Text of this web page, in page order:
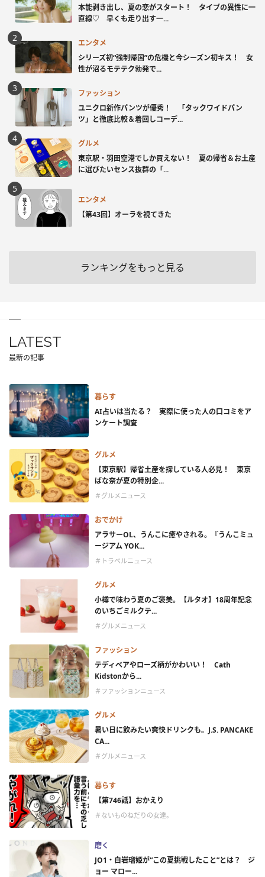
本能剥き出し、夏の恋がスタート！ タイプの異性に一
直線♡ 早くも走り出す一...
エンタメ
シリーズ初“強制帰国”の危機と今シーズン初キス！ 女
性が沼るモテテク勃発で...
ファッション
ユニクロ新作パンツが優秀！ 「タックワイドパン
ツ」と徹底比較＆着回しコーデ...
グルメ
東京駅・羽田空港でしか買えない！ 夏の帰省＆お土産
に選びたいセンス抜群の「...
エンタメ
【第43回】オーラを視てきた
ランキングをもっと見る
LATEST
最新の記事
暮らす
AI占いは当たる？ 実際に使った人の口コミをア
ンケート調査
グルメ
【東京駅】帰省土産を探している人必見！ 東京
ばな奈が夏の特別企...
＃グルメニュース
おでかけ
アラサーOL、うんこに癒やされる。『うんこミュ
ージアム YOK...
＃トラベルニュース
グルメ
小樽で味わう夏のご褒美。【ルタオ】18周年記念
のいちごミルクテ...
＃グルメニュース
ファッション
テディベアやローズ柄がかわいい！ Cath
Kidstonから...
＃ファッションニュース
グルメ
暑い日に飲みたい爽快ドリンクも。J.S. PANCAKE
CA...
＃グルメニュース
暮らす
【第746話】おかえり
＃ないものねだりの女達。
磨く
JO1・白岩瑠姫が“この夏挑戦したこと”とは？ ジ
ョー マロー...